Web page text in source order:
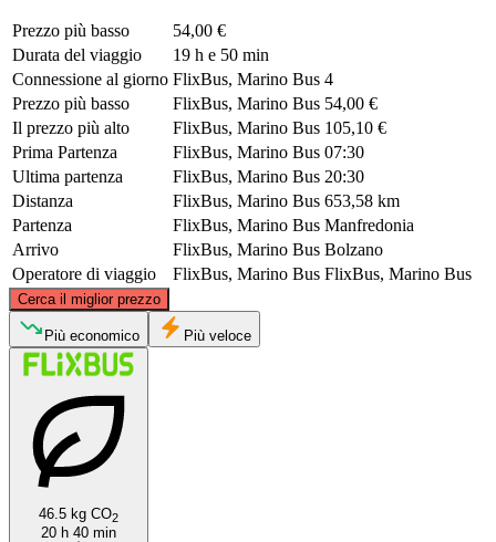
Prezzo più basso
54,00 €
Durata del viaggio
19 h e 50 min
Connessione al giorno FlixBus, Marino Bus 4
Prezzo più basso
FlixBus, Marino Bus 54,00 €
Il prezzo più alto
FlixBus, Marino Bus 105,10 €
Prima Partenza
FlixBus, Marino Bus 07:30
Ultima partenza
FlixBus, Marino Bus 20:30
Distanza
FlixBus, Marino Bus 653,58 km
Partenza
FlixBus, Marino Bus Manfredonia
Arrivo
FlixBus, Marino Bus Bolzano
Operatore di viaggio
FlixBus, Marino Bus FlixBus, Marino Bus
Cerca il miglior prezzo
Bolzano
©CARTO, © OpenStreetMap contributors
Più economico Più veloce
46.5 kg CO2
20 h 40 min